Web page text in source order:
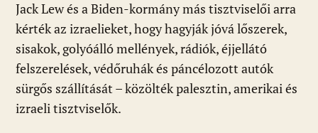
Jack Lew és a Biden-kormány más tisztviselői arra
kérték az izraelieket, hogy hagyják jóvá lőszerek,
sisakok, golyóálló mellények, rádiók, éjjellátó
felszerelések, védőruhák és páncélozott autók
sürgős szállítását – közölték palesztin, amerikai és
izraeli tisztviselők.